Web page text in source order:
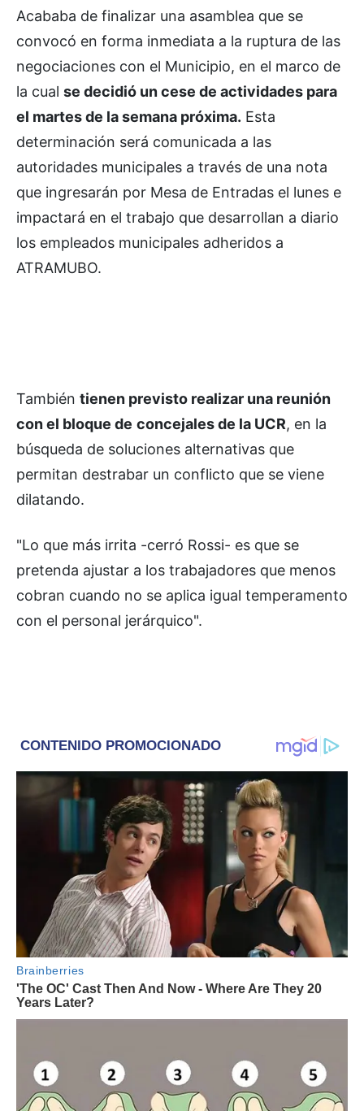
Acababa de finalizar una asamblea que se
convocó en forma inmediata a la ruptura de las
negociaciones con el Municipio, en el marco de
la cual se decidió un cese de actividades para
el martes de la semana próxima. Esta
determinación será comunicada a las
autoridades municipales a través de una nota
que ingresarán por Mesa de Entradas el lunes e
impactará en el trabajo que desarrollan a diario
los empleados municipales adheridos a
ATRAMUBO.
También tienen previsto realizar una reunión
con el bloque de concejales de la UCR, en la
búsqueda de soluciones alternativas que
permitan destrabar un conflicto que se viene
dilatando.
"Lo que más irrita -cerró Rossi- es que se
pretenda ajustar a los trabajadores que menos
cobran cuando no se aplica igual temperamento
con el personal jerárquico".